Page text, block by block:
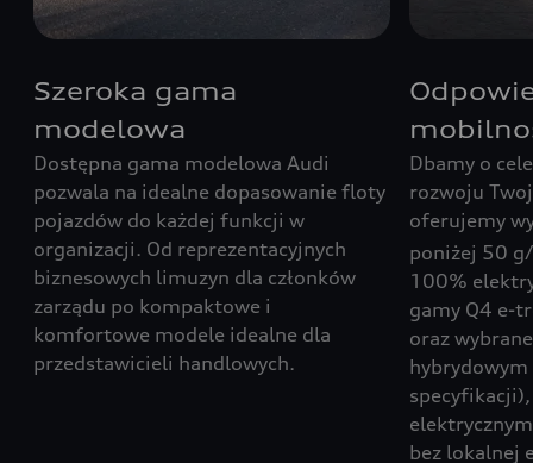
Szeroka gama
modelowa
Dostępna gama modelowa Audi
pozwala na idealne dopasowanie floty
pojazdów do każdej funkcji w
organizacji. Od reprezentacyjnych
biznesowych limuzyn dla członków
zarządu po kompaktowe i
komfortowe modele idealne dla
przedstawicieli handlowych.
Dbamy o
rozwoju
oferujemy
poniżej 50
100%
gamy Q4 e-
oraz
bez lokalnej